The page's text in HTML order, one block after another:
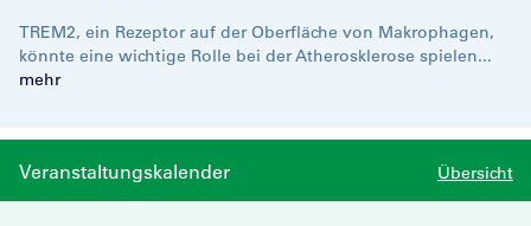
TREM2, ein Rezeptor auf der Oberfläche von Makrophagen,
könnte eine wichtige Rolle bei der Atherosklerose spielen...
mehr
Veranstaltungskalender Übersicht